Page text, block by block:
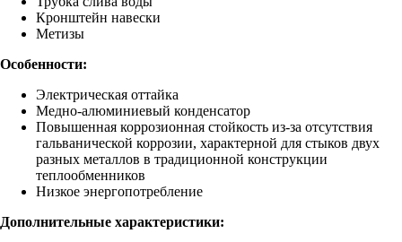
Кронштейн навески
Метизы
Особенности:
Электрическая оттайка
Медно-алюминиевый конденсатор
Повышенная коррозионная стойкость из-за отсутствия
гальванической коррозии, характерной для стыков двух
разных металлов в традиционной конструкции
теплообменников
Низкое энергопотребление
Дополнительные характеристики: